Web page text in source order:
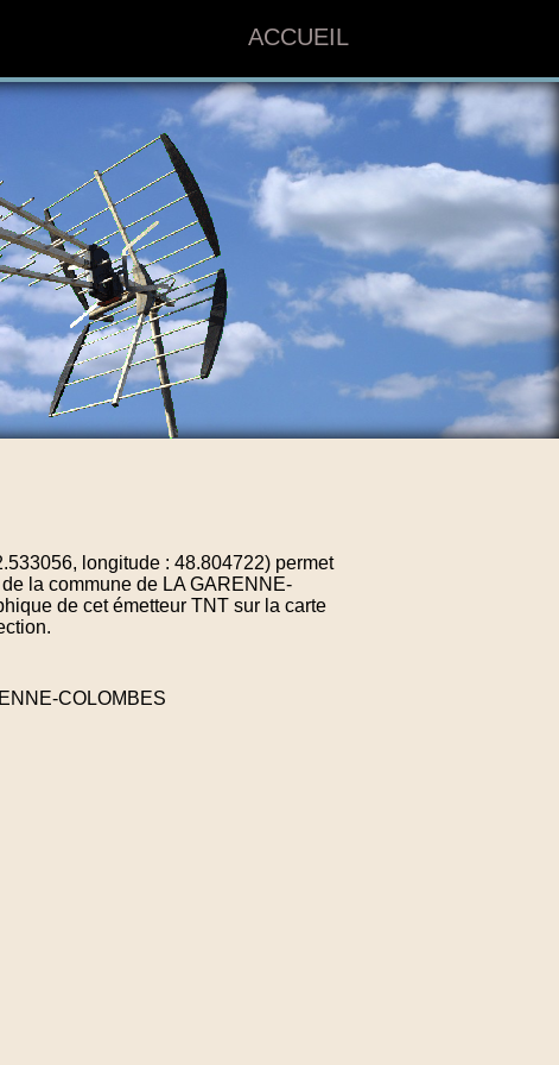
ACCUEIL
longitude : 48.804722) permet
la commune de LA GARENNE-
de cet émetteur TNT sur la carte
COLOMBES